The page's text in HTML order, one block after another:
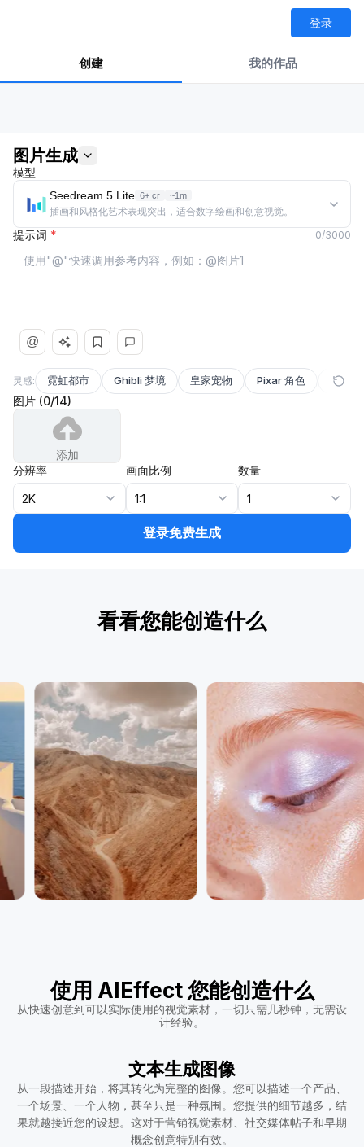
登录
创建 我的作品
图片生成
模型
Seedream 5 Lite 6+ cr ~1m
插画和风格化艺术表现突出，适合数字绘画和创意视觉。
提示词 * 0/3000
@
灵感: 霓虹都市 Ghibli 梦境 皇家宠物 Pixar 角色 美食
图片 (0/14)
添加
分辨率
2K
画面比例
1:1
数量
1
登录免费生成
看看您能创造什么
使用 AIEffect 您能创造什么
从快速创意到可以实际使用的视觉素材，一切只需几秒钟，无需设
计经验。
文本生成图像
从一段描述开始，将其转化为完整的图像。您可以描述一个产品、
一个场景、一个人物，甚至只是一种氛围。您提供的细节越多，结
果就越接近您的设想。这对于营销视觉素材、社交媒体帖子和早期
概念创意特别有效。